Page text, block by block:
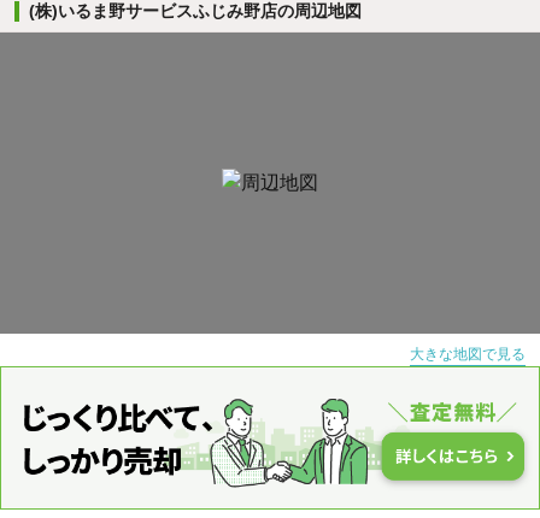
(株)いるま野サービスふじみ野店の周辺地図
大きな地図で見る